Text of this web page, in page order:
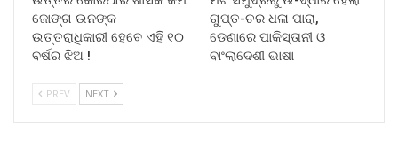
ଜୋଙ୍ଗ ଉନଙ୍କ
ଉତ୍ତରାଧିକାରୀ ହେବେ ଏହି ୧୦
ବର୍ଷର ଝିଅ !
ଗୁପ୍ତ-ଚର ଧଳା ପାରା,
ଡେଣାରେ ପାକିସ୍ତାନୀ ଓ
ବାଂଲାଦେଶୀ ଭାଷା
PREV NEXT